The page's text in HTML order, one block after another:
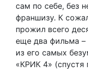
сам по себе, без
франшизу. К
прожил всего
еще два фильма
из его самых
«КРИК 4» (спустя